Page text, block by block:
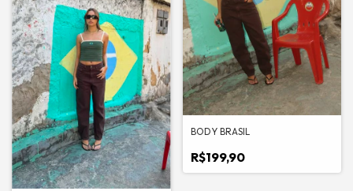
BODY BRASIL
R$199,90